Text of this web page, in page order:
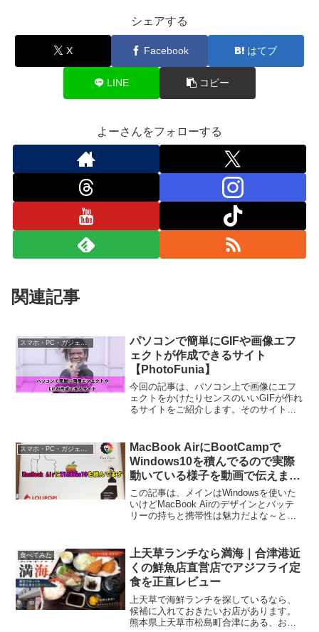
シェアする
X Facebook はてブ
LINE コピー
よーさんをフォローする
関連記事
スマホ・PC・ガジェット
パソコンで簡単にGIFや画像エフ
ェクトが作成できるサイト
【PhotoFunia】
今回の記事は、パソコン上で画像にエフ
ェクトをかけたりセンスのいいGIFが作れ
るサイトをご紹介します。そのサイト名
サイトです。ブラウザ上で画像にエフ
ェ...
スマホ・PC・ガジェット
MacBook AirにBootCampで
Windows10を積んでるので実際
動いている様子を動画で伝えま
す。
この記事は、メインはWindowsを使いた
いけどMacBook Airのデザインとバッテ
リーの持ちと携帯性は魅力だよな～とい
を積んでいます。...
食べてみた
上天草ランチなら満海｜合津港近
くの鮮魚店直営店でアジフライ定
食を正直レビュー
上天草で海鮮ランチを探しているなら、
候補に入れておきたいお店があります。
熊本県上天草市松島町合津にある、お食